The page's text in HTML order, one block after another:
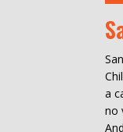
a
no